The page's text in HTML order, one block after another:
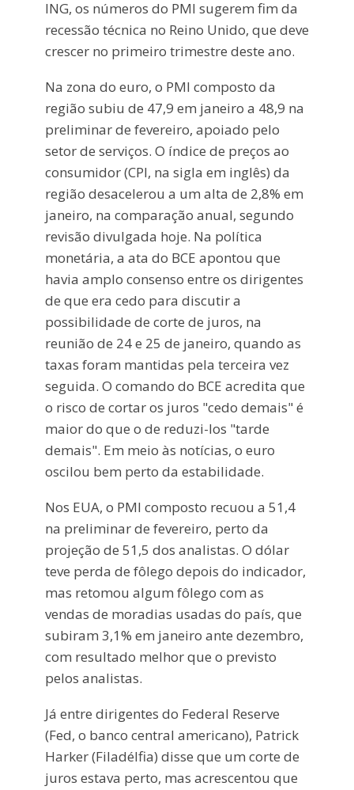
ING, os números do PMI sugerem fim da
recessão técnica no Reino Unido, que deve
crescer no primeiro trimestre deste ano.
Na zona do euro, o PMI composto da
região subiu de 47,9 em janeiro a 48,9 na
preliminar de fevereiro, apoiado pelo
setor de serviços. O índice de preços ao
consumidor (CPI, na sigla em inglês) da
região desacelerou a um alta de 2,8% em
janeiro, na comparação anual, segundo
revisão divulgada hoje. Na política
monetária, a ata do BCE apontou que
havia amplo consenso entre os dirigentes
de que era cedo para discutir a
possibilidade de corte de juros, na
reunião de 24 e 25 de janeiro, quando as
taxas foram mantidas pela terceira vez
seguida. O comando do BCE acredita que
o risco de cortar os juros "cedo demais" é
maior do que o de reduzi-los "tarde
demais". Em meio às notícias, o euro
oscilou bem perto da estabilidade.
Nos EUA, o PMI composto recuou a 51,4
na preliminar de fevereiro, perto da
projeção de 51,5 dos analistas. O dólar
teve perda de fôlego depois do indicador,
mas retomou algum fôlego com as
vendas de moradias usadas do país, que
subiram 3,1% em janeiro ante dezembro,
com resultado melhor que o previsto
pelos analistas.
Já entre dirigentes do Federal Reserve
(Fed, o banco central americano), Patrick
Harker (Filadélfia) disse que um corte de
juros estava perto, mas acrescentou que